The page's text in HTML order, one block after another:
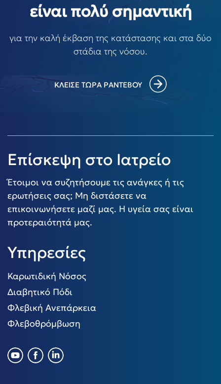
είναι πολύ σημαντική
για την καλή έκβαση της κατάστασης και στα δύο
στάδια της νόσου.
ΚΛΕΙΣΕ ΤΩΡΑ ΡΑΝΤΕΒΟΥ
Επίσκεψη στο Ιατρείο
Έτοιμοι να συζητήσουμε τις ανάγκες ή τις
ερωτήσεις σας; Μη διστάσετε να
επικοινωνήσετε μαζί μας. Η υγεία σας είναι
προτεραιότητά μας.
Υπηρεσίες
Καρωτιδική Νόσος
Διαβητικό Πόδι
Φλεβική Ανεπάρκεια
Φλεβοθρόμβωση